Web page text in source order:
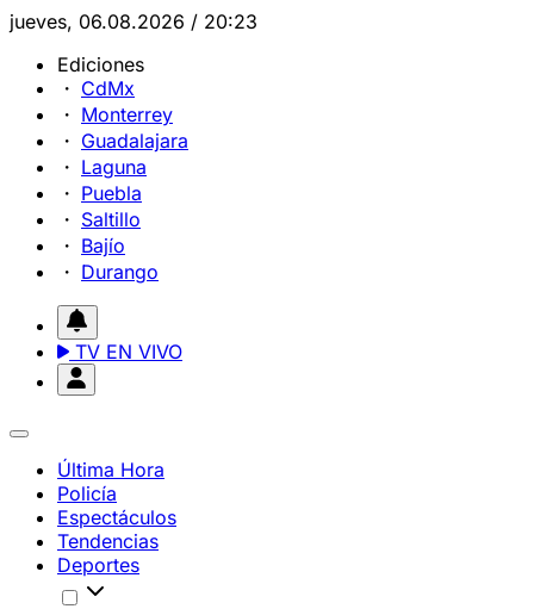
jueves, 06.08.2026 / 20:23
Ediciones
CdMx
Monterrey
Guadalajara
Laguna
Puebla
Saltillo
Bajío
Durango
TV EN VIVO
Última Hora
Policía
Espectáculos
Tendencias
Deportes